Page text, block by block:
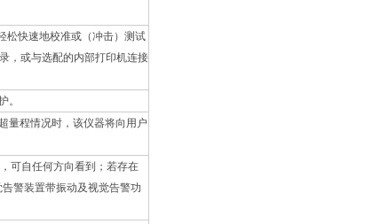
松快速地校准或（冲击）测试
，或与选配的内部打印机连接
。
量程情况时，该仪器将向用户
可自任何方向看到；若存在
警装置带振动及视觉告警功